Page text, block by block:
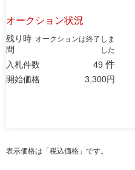
オークション状況
残り時
間
オークションは終了しま
した
入札件数 49 件
開始価格 3,300円
表示価格は「税込価格」です。